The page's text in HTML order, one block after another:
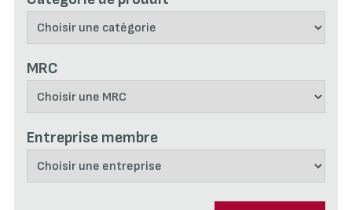
MRC
Entreprise membre